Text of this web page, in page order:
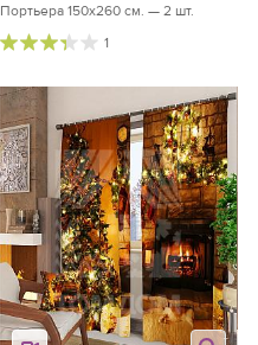
Портьера 150х260 см. — 2 шт.
1